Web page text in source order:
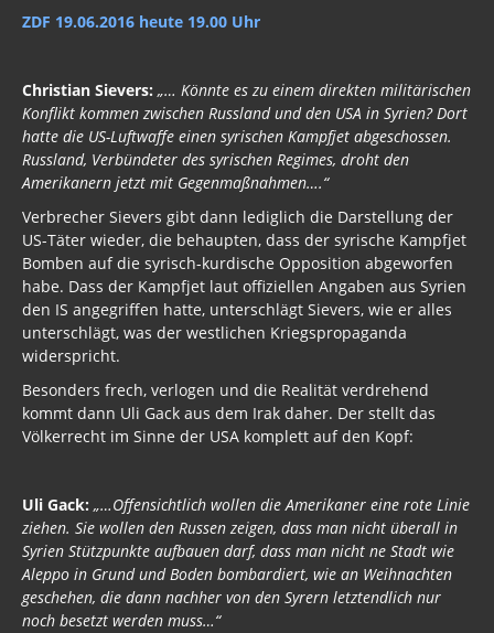
ZDF 19.06.2016 heute 19.00 Uhr
Christian Sievers: „… Könnte es zu einem direkten militärischen
Konflikt kommen zwischen Russland und den USA in Syrien? Dort
hatte die US-Luftwaffe einen syrischen Kampfjet abgeschossen.
Russland, Verbündeter des syrischen Regimes, droht den
Amerikanern jetzt mit Gegenmaßnahmen….“
Verbrecher Sievers gibt dann lediglich die Darstellung der
US-Täter wieder, die behaupten, dass der syrische Kampfjet
Bomben auf die syrisch-kurdische Opposition abgeworfen
habe. Dass der Kampfjet laut offiziellen Angaben aus Syrien
den IS angegriffen hatte, unterschlägt Sievers, wie er alles
unterschlägt, was der westlichen Kriegspropaganda
widerspricht.
Besonders frech, verlogen und die Realität verdrehend
kommt dann Uli Gack aus dem Irak daher. Der stellt das
Völkerrecht im Sinne der USA komplett auf den Kopf:
Uli Gack: „…Offensichtlich wollen die Amerikaner eine rote Linie
ziehen. Sie wollen den Russen zeigen, dass man nicht überall in
Syrien Stützpunkte aufbauen darf, dass man nicht ne Stadt wie
Aleppo in Grund und Boden bombardiert, wie an Weihnachten
geschehen, die dann nachher von den Syrern letztendlich nur
noch besetzt werden muss…“